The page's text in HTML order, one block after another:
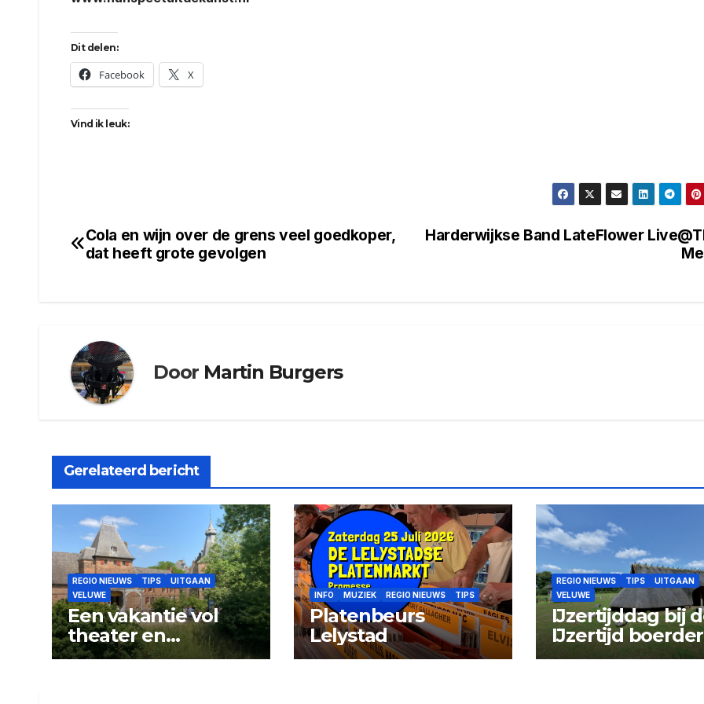
Dit delen:
Facebook X
Vind ik leuk:
Bericht
Harderwijkse Band LateFlower
Cola en wijn over de grens veel goedkoper,
dat heeft grote gevolgen
Door Martin Burgers
Gerelateerd bericht
REGIO NIEUWS TIPS
UITGAAN
VELUWE
Een vakantie vol
theater en
avontuur op kasteel
INFO MUZIEK REGIO NIEUWS TIPS
Platenbeurs
Lelystad
REGIO NIEUWS TIPS
UITGAAN
VELUWE
IJzertijddag bij
IJzertijd